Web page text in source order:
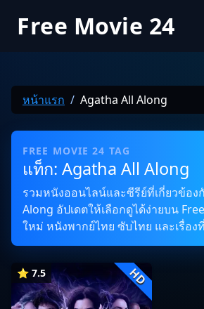
Free Movie 24
หน้าแรก Agatha All Along
FREE MOVIE 24 TAG
แท็ก: Agatha All Along
รวมหนังออนไลน์และซีรีย์ที่เกี่ยวข้อง
Along อัปเดตให้เลือกดูได้ง่ายบน
ใหม่ หนังพากย์ไทย ซับไทย และเรื่อง
⭐ 7.5 HD